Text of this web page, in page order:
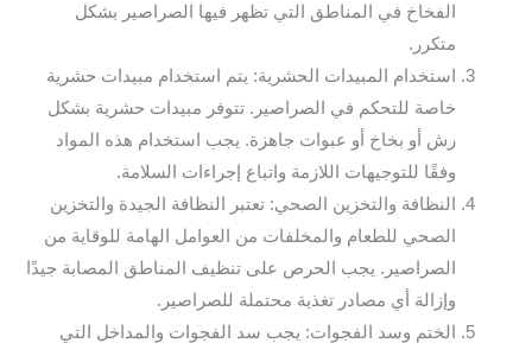
الفخاخ في المناطق التي تظهر فيها الصراصير بشكل
متكرر.
استخدام المبيدات الحشرية: يتم استخدام مبيدات حشرية
خاصة للتحكم في الصراصير. تتوفر مبيدات حشرية بشكل
رش أو بخاخ أو عبوات جاهزة. يجب استخدام هذه المواد
وفقًا للتوجيهات اللازمة واتباع إجراءات السلامة.
النظافة والتخزين الصحي: تعتبر النظافة الجيدة والتخزين
الصحي للطعام والمخلفات من العوامل الهامة للوقاية من
الصراصير. يجب الحرص على تنظيف المناطق المصابة جيدًا
وإزالة أي مصادر تغذية محتملة للصراصير.
الختم وسد الفجوات: يجب سد الفجوات والمداخل التي